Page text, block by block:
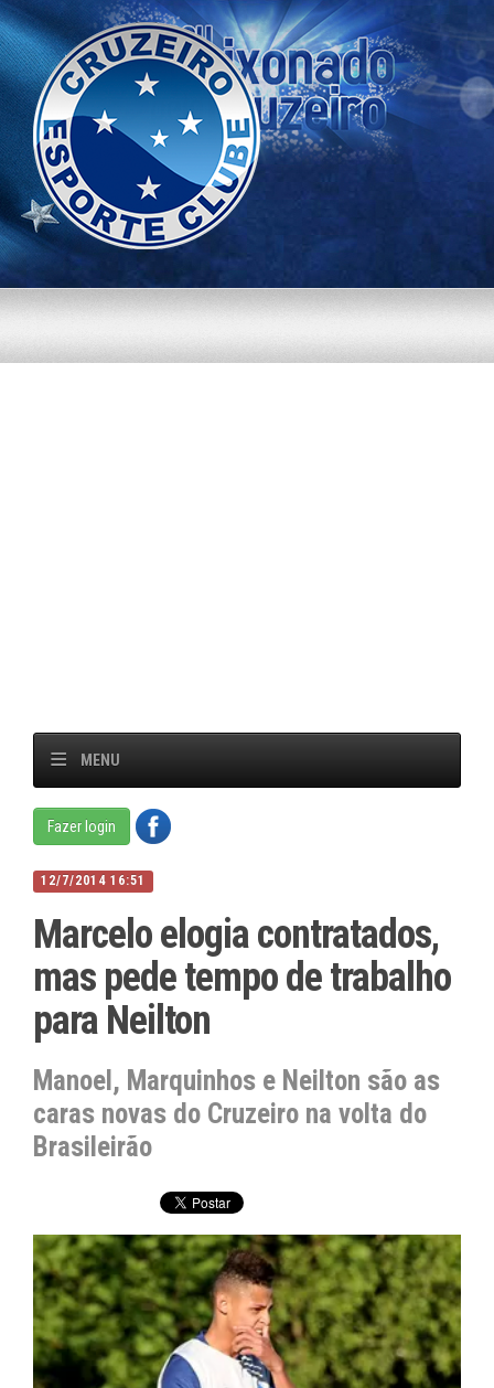
MENU
Fazer login
12/7/2014 16:51
Marcelo elogia contratados,
mas pede tempo de trabalho
para Neilton
Manoel, Marquinhos e Neilton são as
caras novas do Cruzeiro na volta do
Brasileirão